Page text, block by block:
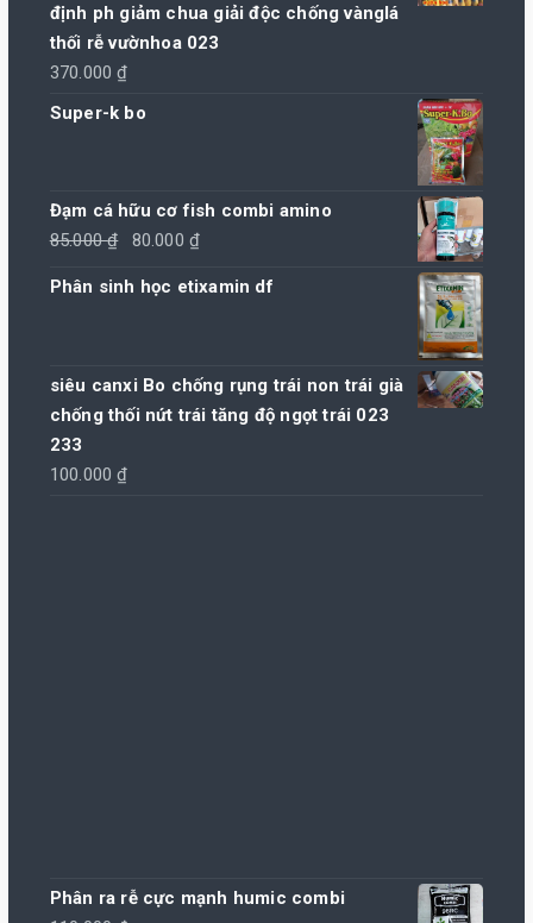
định ph giảm chua giải độc chống vànglá
thối rễ vườnhoa 023
370.000₫
Super-k bo
Đạm cá hữu cơ fish combi amino
85.000₫
Giá
là:
80.000 ₫
tại
Phân sinh học etixamin df
siêu canxi Bo chống rụng trái non trái già
chống thối nứt trái tăng độ ngọt trái 023
233
100.000₫
Phân ra rễ cực mạnh humic combi